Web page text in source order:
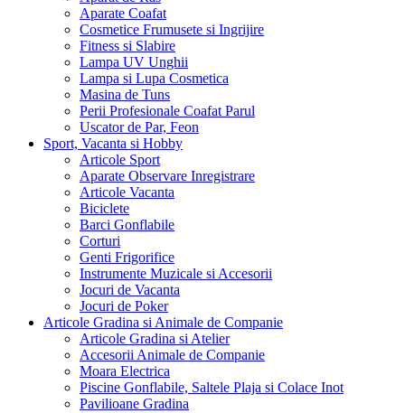
Aparate Coafat
Cosmetice Frumusete si Ingrijire
Fitness si Slabire
Lampa UV Unghii
Lampa si Lupa Cosmetica
Masina de Tuns
Perii Profesionale Coafat Parul
Uscator de Par, Feon
Sport, Vacanta si Hobby
Articole Sport
Aparate Observare Inregistrare
Articole Vacanta
Biciclete
Barci Gonflabile
Corturi
Genti Frigorifice
Instrumente Muzicale si Accesorii
Jocuri de Vacanta
Jocuri de Poker
Articole Gradina si Animale de Companie
Articole Gradina si Atelier
Accesorii Animale de Companie
Moara Electrica
Piscine Gonflabile, Saltele Plaja si Colace Inot
Pavilioane Gradina